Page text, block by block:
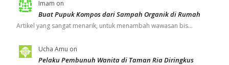
Imam on
Buat Pupuk Kompos dari Sampah Organik di Rumah
Artikel yang sangat menarik, untuk menambah wawasan bis…
Ucha Amu on
Pelaku Pembunuh Wanita di Taman Ria Diringkus